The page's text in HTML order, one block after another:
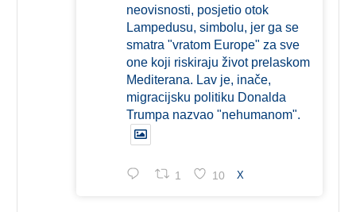
neovisnosti, posjetio otok
Lampedusu, simbolu, jer ga se
smatra "vratom Europe" za sve
one koji riskiraju život prelaskom
Mediterana. Lav je, inače,
migracijsku politiku Donalda
Trumpa nazvao "nehumanom".
1 10 X